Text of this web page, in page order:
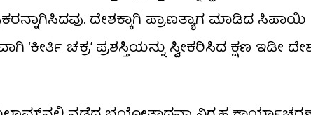
ದೇಶಕ್ಕಾಗಿ ಪ್ರಾಣತ್ಯಾಗ ಮಾಡಿದ
ಚಕ್ರ’ ಪ್ರಶಸ್ತಿಯನ್ನು ಸ್ವೀಕರಿಸಿದ ಕ್ಷಣ ಇಡೀ